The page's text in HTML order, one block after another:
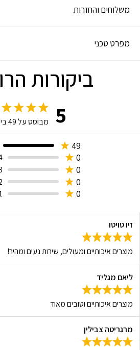
משלוחים והחזרות
מפרט טכני
ביקורות
5 מבוסס על49
49
0
4
0
3
0
2
0
1
זיו טויטו
מוצרים איכותיים ומעולים, שירות נעים ומהיר!
ליאם מגליד
מוצרים איכותיים וטובים מאוד
מרגריטה צבילין